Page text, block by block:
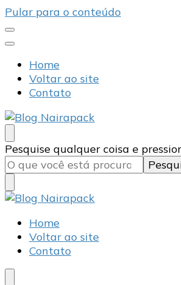
Pular para o conteúdo
Home
Voltar ao site
Contato
Blog Nairapack
Líder no Mercado de Embalagens
Procurando
algo?
Pesquise qualquer coisa e
Blog Nairapack
Líder no Mercado de Embalagens
Home
Voltar ao site
Contato